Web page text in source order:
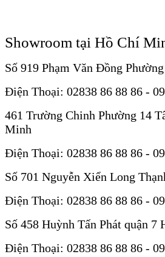
Showroom tại Hồ Chí
Số 919 Phạm Văn Đồng
Điện Thoại: 02838 86 88 86 -
461 Trường Chinh Phường 14
Minh
Điện Thoại: 02838 86 88 86 -
Số 701 Nguyễn Xiển Long
Điện Thoại: 02838 86 88 86 -
Số 458 Huỳnh Tấn Phát quận 7
Điện Thoại: 02838 86 88 86 -